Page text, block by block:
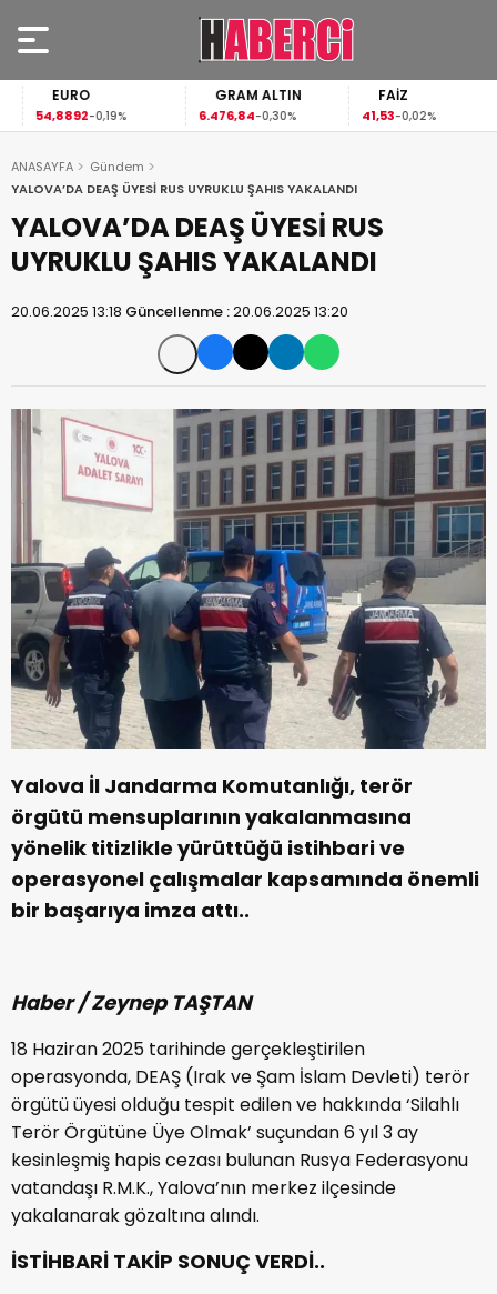
EURO
54,8892-0,19%
GRAM ALTIN
6.476,84-0,30%
FAİZ
41,53-0,02%
ANASAYFA
Gündem
YALOVA’DA DEAŞ ÜYESİ RUS UYRUKLU ŞAHIS YAKALANDI
YALOVA’DA DEAŞ ÜYESİ RUS
UYRUKLU ŞAHIS YAKALANDI
20.06.2025 13:18 Güncellenme :20.06.2025 13:20
Yalova İl Jandarma Komutanlığı, terör
örgütü mensuplarının yakalanmasına
yönelik titizlikle yürüttüğü istihbari ve
operasyonel çalışmalar kapsamında önemli
bir başarıya imza attı..
Haber / Zeynep TAŞTAN
18 Haziran 2025 tarihinde gerçekleştirilen
operasyonda, DEAŞ (Irak ve Şam İslam Devleti) terör
örgütü üyesi olduğu tespit edilen ve hakkında ‘Silahlı
Terör Örgütüne Üye Olmak’ suçundan 6 yıl 3 ay
kesinleşmiş hapis cezası bulunan Rusya Federasyonu
vatandaşı R.M.K., Yalova’nın merkez ilçesinde
yakalanarak gözaltına alındı.
İSTİHBARİ TAKİP SONUÇ VERDİ..